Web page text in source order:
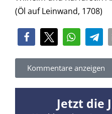
(Öl auf Leinwand, 1708)
Kommentare anzeigen
Jetzt die